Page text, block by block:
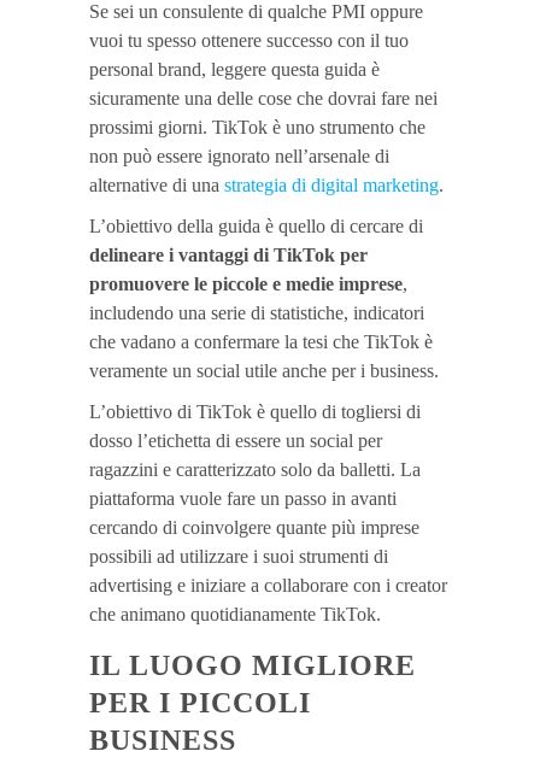
Se sei un consulente di qualche PMI oppure
vuoi tu spesso ottenere successo con il tuo
personal brand, leggere questa guida è
sicuramente una delle cose che dovrai fare nei
prossimi giorni. TikTok è uno strumento che
non può essere ignorato nell’arsenale di
alternative di una strategia di digital marketing.
L’obiettivo della guida è quello di cercare di
delineare i vantaggi di TikTok per
promuovere le piccole e medie imprese,
includendo una serie di statistiche, indicatori
che vadano a confermare la tesi che TikTok è
veramente un social utile anche per i business.
L’obiettivo di TikTok è quello di togliersi di
dosso l’etichetta di essere un social per
ragazzini e caratterizzato solo da balletti. La
piattaforma vuole fare un passo in avanti
cercando di coinvolgere quante più imprese
possibili ad utilizzare i suoi strumenti di
advertising e iniziare a collaborare con i creator
che animano quotidianamente TikTok.
IL LUOGO MIGLIORE
PER I PICCOLI
BUSINESS